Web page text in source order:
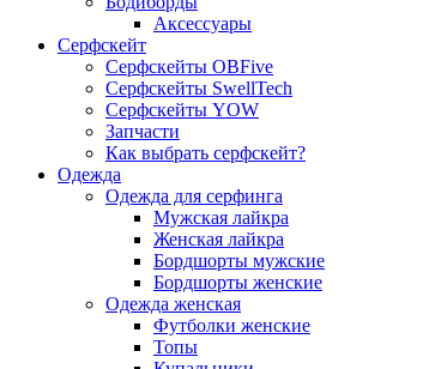
Аксессуары
Серфскейт
Серфскейты OBFive
Серфскейты SwellTech
Серфскейты YOW
Запчасти
Как выбрать серфскейт?
Одежда
Одежда для серфинга
Мужская лайкра
Женская лайкра
Бордшорты мужские
Бордшорты женские
Одежда женская
Футболки женские
Топы